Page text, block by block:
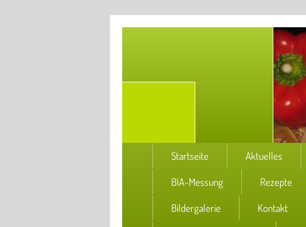
Startseite Aktuelles
BIA-Messung Rezepte
Bildergalerie Kontakt